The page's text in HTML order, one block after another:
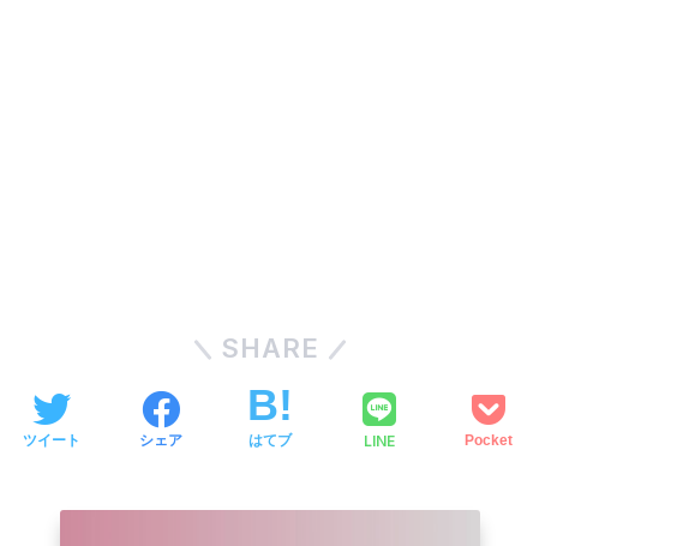
SHARE
ツイート シェア はてブ LINE Pocket